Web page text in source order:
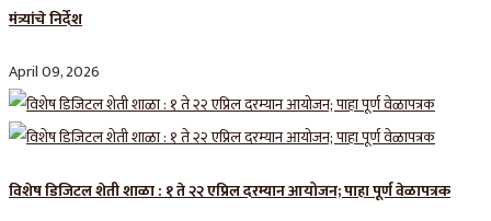
मंत्र्यांचे निर्देश
April 09, 2026
विशेष डिजिटल शेती शाळा : १ ते २२ एप्रिल दरम्यान आयोजन; पाहा पूर्ण वेळापत्रक